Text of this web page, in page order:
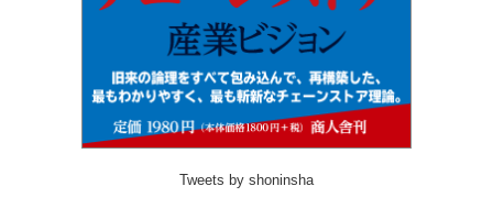
Tweets by shoninsha